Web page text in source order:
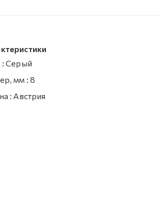
: Серый
мм : 8
: Австрия